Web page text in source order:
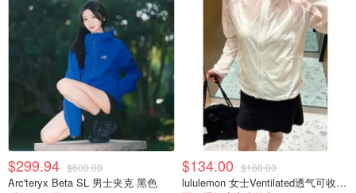
图片来自于@unsplash ，版权属于原作者
毛里求斯位于马达加斯加共和国以东800公里，为印度洋上
的群岛国，以本岛——毛里求斯岛以及阿加莱加群岛、罗德
里格岛及圣布兰登群岛组成。
$299.94 $600.00
Arc'teryx Beta SL 男士夹克 黑色
$134.00 $188.00
lululemon 女士Ventilated透气可收纳跑步夹克